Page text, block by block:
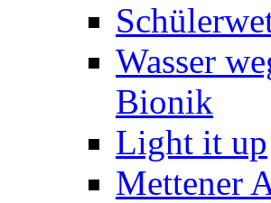
Wasser
Bionik
Light it up
Mettener